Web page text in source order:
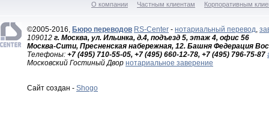
О компании Частным клиентам Корпоративным
©2005-2016, Бюро переводов RS-Center - нотариальный перевод,
109012 г. Москва, ул. Ильинка, д.4, подъезд 5, этаж 4, офис 56
Москва-Сити, Пресненская набережная, 12. Башня Федерация
Телефоны: +7 (495) 710-55-05, +7 (495) 660-12-78, +7 (495) 796-75-87
Московский Гостиный Двор нотариальное заверение
Сайт создан - Shogo